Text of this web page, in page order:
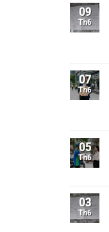
09
Th6
07
Th6
05
Th6
03
Th6